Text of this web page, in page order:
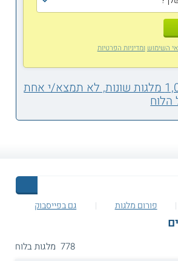
השימוש ומדיניות הפרטיות
חזרה למעל 1,000 מלגות שונות, לא תמצא/י אחת
הלוח
פורום מלגות גם בפייסבוק
778 מלגות בלוח